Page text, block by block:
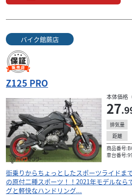
カワサキ
Z125PRO
本体価格:37.29万円 （税込）
カスタム多数の【Z125Pro】！ 国道
大型屋内展示場！ ●国内４メーカ
マハ・スズキ)、ハーレーダビッ...
バイク館蕨店
Z125 PRO
本体価格
27
排気量
距離
商品番号
車台番号
街乗りからちょっとしたスポーツライドま
の原付二種スポーツ！！2021年モデルなら
グと軽快なハンドリング...